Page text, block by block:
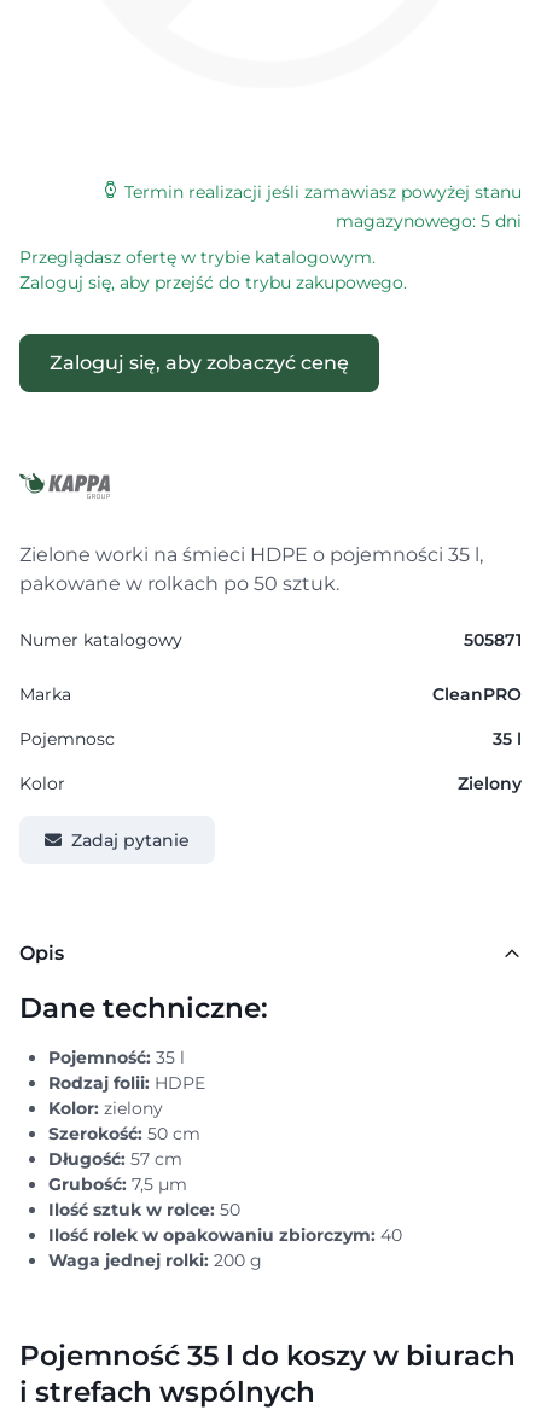
Termin realizacji jeśli zamawiasz powyżej stanu
magazynowego: 5 dni
Przeglądasz ofertę w trybie katalogowym.
Zaloguj się, aby przejść do trybu zakupowego.
Zaloguj się, aby zobaczyć cenę
Zielone worki na śmieci HDPE o pojemności 35 l,
pakowane w rolkach po 50 sztuk.
Numer katalogowy 505871
Marka CleanPRO
Pojemnosc 35 l
Kolor Zielony
Zadaj pytanie
Opis
Dane techniczne:
Pojemność: 35 l
Rodzaj folii: HDPE
Kolor: zielony
Szerokość: 50 cm
Długość: 57 cm
Grubość: 7,5 μm
Ilość sztuk w rolce: 50
Ilość rolek w opakowaniu zbiorczym: 40
Waga jednej rolki: 200 g
Pojemność 35 l do koszy w biurach
i strefach wspólnych